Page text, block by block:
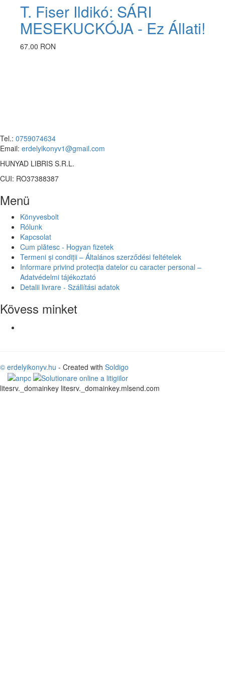
T. Fiser Ildikó: SÁRI
MESEKUCKÓJA - Ez Állati!
67.00 RON
Tel.: 0759074634
Email: erdelyikonyv1@gmail.com
HUNYAD LIBRIS S.R.L.
CUI: RO37388387
Menü
Könyvesbolt
Rólunk
Kapcsolat
Cum plătesc - Hogyan fizetek
Termeni și condiții – Általános szerződési feltételek
Informare privind protecția datelor cu caracter personal –
Adatvédelmi tájékoztató
Detalii livrare - Szállítási adatok
Kövess minket
© erdelyikonyv.hu - Created with Soldigo
litesrv._domainkey litesrv._domainkey.mlsend.com